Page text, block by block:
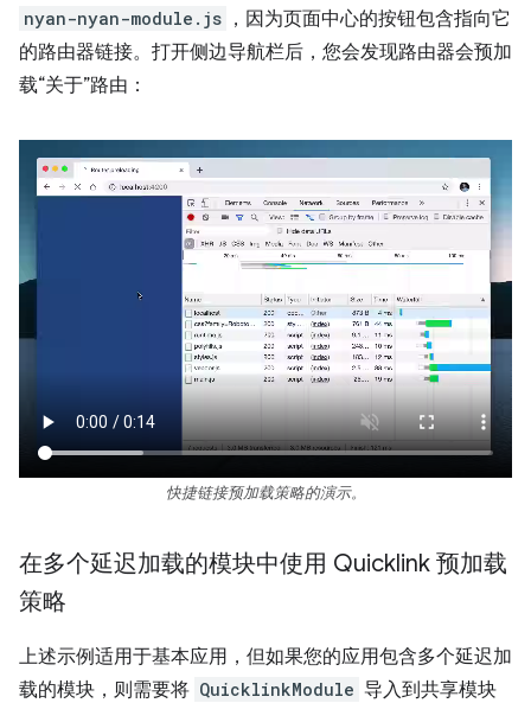
nyan-nyan-module.js ，因为页面中心的按钮包含指向它
的路由器链接。打开侧边导航栏后，您会发现路由器会预加
载“关于”路由：
快捷链接预加载策略的演示。
在多个延迟加载的模块中使用 Quicklink 预加载
策略
上述示例适用于基本应用，但如果您的应用包含多个延迟加
载的模块，则需要将 QuicklinkModule 导入到共享模块